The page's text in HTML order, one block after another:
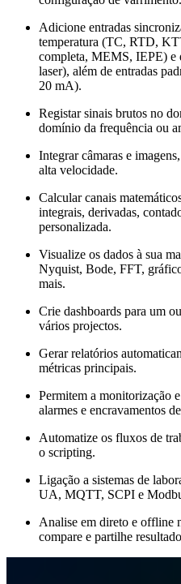
Adicione entradas
temperatura (TC, RTD,
completa, MEMS, IEPE)
laser), além de entradas
20 mA).
Registar sinais brutos no
domínio da frequência ou
Integrar câmaras e
alta velocidade.
Calcular canais
integrais, derivadas,
personalizada.
Visualize os dados à sua
Nyquist, Bode, FFT,
mais.
Crie dashboards para um
vários projectos.
Gerar relatórios
métricas principais.
Permitem a monitorização
alarmes e encravamentos
Automatize os fluxos de
o scripting.
Ligação a sistemas de
UA, MQTT, SCPI e
Analise em direto e offline
compare e partilhe